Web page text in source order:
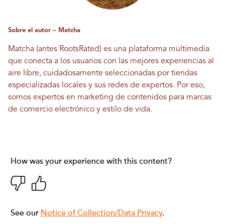
Sobre el autor – Matcha
Matcha (antes RootsRated) es una plataforma multimedia
que conecta a los usuarios con las mejores experiencias al
aire libre, cuidadosamente seleccionadas por tiendas
especializadas locales y sus redes de expertos. Por eso,
somos expertos en marketing de contenidos para marcas
de comercio electrónico y estilo de vida.